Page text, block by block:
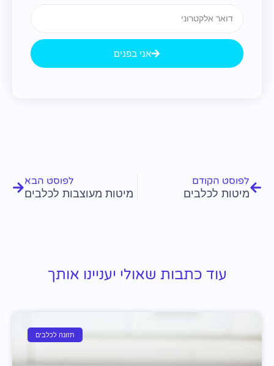
אני בפנים
לפוסט הקודם
מיטות לכלבים
לפוסט הבא
מיטות מעוצבות לכלבים
עוד כתבות שאולי יעניינו אותך
תזונה לכלבים